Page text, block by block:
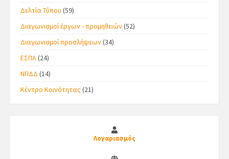
Δελτία Τύπου (59)
Διαγωνισμοί έργων - προμηθειών(52)
Διαγωνισμοί προσλήψεων(34)
ΕΣΠΑ(24)
ΝΠΔΔ (14)
Κέντρο Κοινότητας(21)
Λογαριασμός